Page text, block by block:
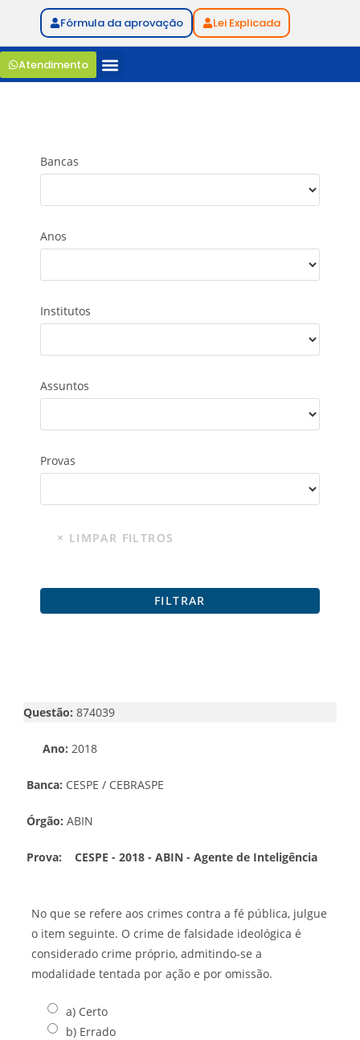
Fórmula da aprovação Lei Explicada
Atendimento
Bancas
Anos
Institutos
Assuntos
Provas
Questão: 874039
Ano: 2018
Banca: CESPE / CEBRASPE
Órgão: ABIN
Prova: CESPE - 2018 - ABIN - Agente de Inteligência
No que se refere aos crimes contra a fé pública, julgue
o item seguinte. O crime de falsidade ideológica é
considerado crime próprio, admitindo-se a
modalidade tentada por ação e por omissão.
a) Certo
b) Errado